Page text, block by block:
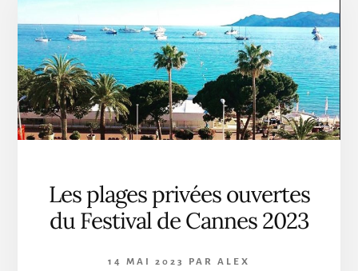
DE
CANNES
2023
Les plages privées ouvertes
du Festival de Cannes 2023
14 MAI 2023 PAR ALEX